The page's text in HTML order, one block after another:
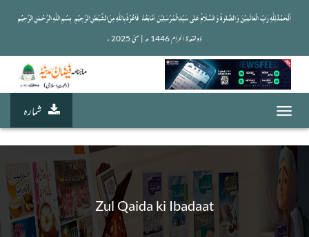
ذولقعدۃ الحرام 1446 ھ | مئی 2025 ء
شمارہ
Zul Qaida ki Ibadaat